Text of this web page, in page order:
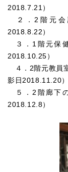
2018.7.21）
２．2階元会
2018.8.22）
３．1階元保
2018.10.25）
４．2階元教員
影日2018.11.20）
５．2階廊下
2018.12.8）